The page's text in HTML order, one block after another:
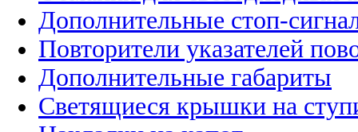
Дополнительные стоп-
Повторители указателей
Дополнительные габариты
Светящиеся крышки на